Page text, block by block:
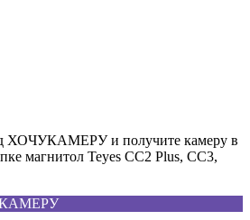
ХОЧУКАМЕРУ и получите камеру в
магнитол Teyes CC2 Plus, CC3,